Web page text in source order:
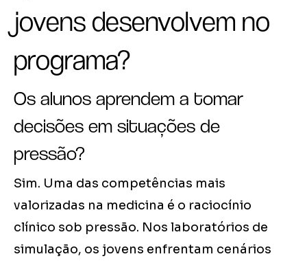
jovens desenvolvem no
programa?
Os alunos aprendem a tomar
decisões em situações de
pressão?
Sim. Uma das competências mais
valorizadas na medicina é o raciocínio
clínico sob pressão. Nos laboratórios de
simulação, os jovens enfrentam cenários